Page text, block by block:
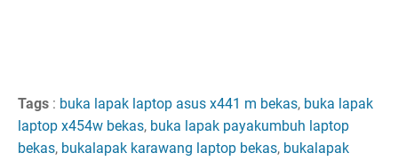
Tags : buka lapak laptop asus x441 m bekas, buka lapak
laptop x454w bekas, buka lapak payakumbuh laptop
bekas, bukalapak karawang laptop bekas, bukalapak